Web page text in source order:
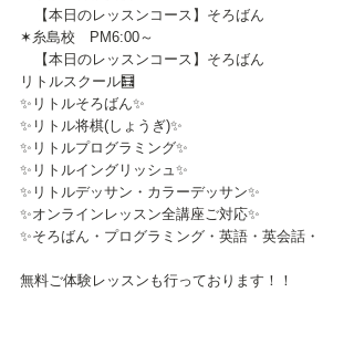
【本日のレッスンコース】そろばん
✶糸島校　PM6:00～
【本日のレッスンコース】そろばん
リトルスクール🧮
✨リトルそろばん✨
✨リトル将棋(しょうぎ)✨
✨リトルプログラミング✨
✨リトルイングリッシュ✨
✨リトルデッサン・カラーデッサン✨
✨オンラインレッスン全講座ご対応✨
✨そろばん・プログラミング・英語・英会話・
無料ご体験レッスンも行っております！！